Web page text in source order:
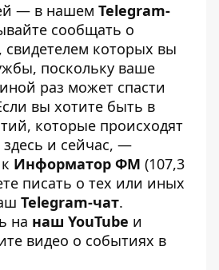
— в нашем Telegram-
сообщать о
свидетелем которых вы
поскольку ваше
раз может спасти
вы хотите быть в
которые происходят
и сейчас, —
Информатор ФМ (107,3
писать о тех или иных
Telegram-чат.
на наш YouTube и
видео о событиях в